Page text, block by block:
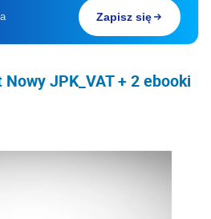
Zapisz się
JPK_VAT + 2 ebooki